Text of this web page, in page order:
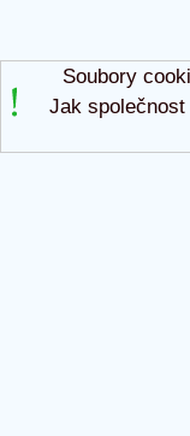
Soubory
Jak